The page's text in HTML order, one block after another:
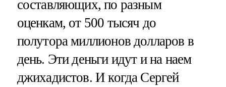
составляющих, по разным
оценкам, от 500 тысяч до
полутора миллионов долларов в
день. Эти деньги идут и на наем
джихадистов. И когда Сергей